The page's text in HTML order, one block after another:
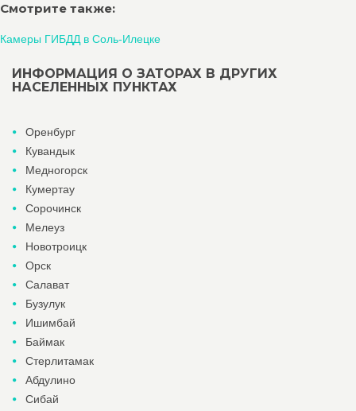
Смотрите также:
Камеры ГИБДД в Соль-Илецке
ИНФОРМАЦИЯ О ЗАТОРАХ В ДРУГИХ
НАСЕЛЕННЫХ ПУНКТАХ
Оренбург
Кувандык
Медногорск
Кумертау
Сорочинск
Мелеуз
Новотроицк
Орск
Салават
Бузулук
Ишимбай
Баймак
Стерлитамак
Абдулино
Сибай